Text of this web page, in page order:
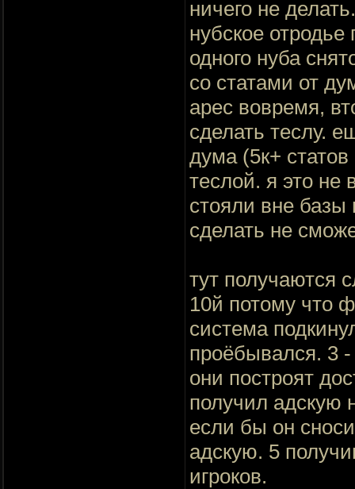
ничего не
нубское
одного нуба
со статами от
арес вовремя,
сделать теслу.
дума (5к+
теслой. я это не
стояли вне базы
сделать не
тут получаются
10й потому что
система
проёбывался. 3
они построят
получил адскую
если бы он
адскую. 5
игроков.